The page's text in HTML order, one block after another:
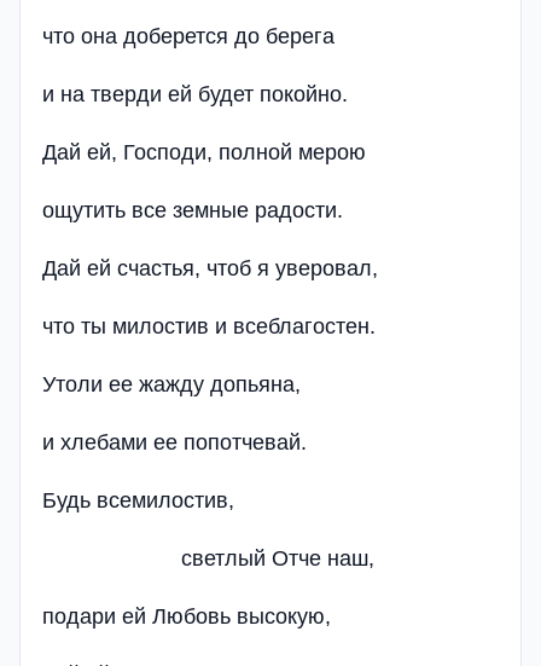
что она доберется до берега
и на тверди ей будет покойно.
Дай ей, Господи, полной мерою
ощутить все земные радости.
Дай ей счастья, чтоб я уверовал,
что ты милостив и всеблагостен.
Утоли ее жажду допьяна,
и хлебами ее попотчевай.
Будь всемилостив,
светлый Отче наш,
подари ей Любовь высокую,